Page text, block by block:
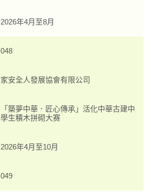
2026年4月至8月
048
家安全人發展協會有限公司
「築夢中華．匠心傳承」活化中華古建中
學生積木拼砌大赛
2026年4月至10月
049